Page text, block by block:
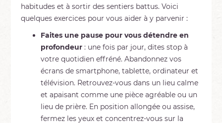
habitudes et à sortir des sentiers battus. Voici
quelques exercices pour vous aider à y parvenir :
Faites une pause pour vous détendre en
profondeur: une fois par jour, dites stop à
votre quotidien effréné. Abandonnez vos
écrans de smartphone, tablette, ordinateur et
télévision. Retrouvez-vous dans un lieu calme
et apaisant comme une pièce agréable ou un
lieu de prière. En position allongée ou assise,
fermez les yeux et concentrez-vous sur la